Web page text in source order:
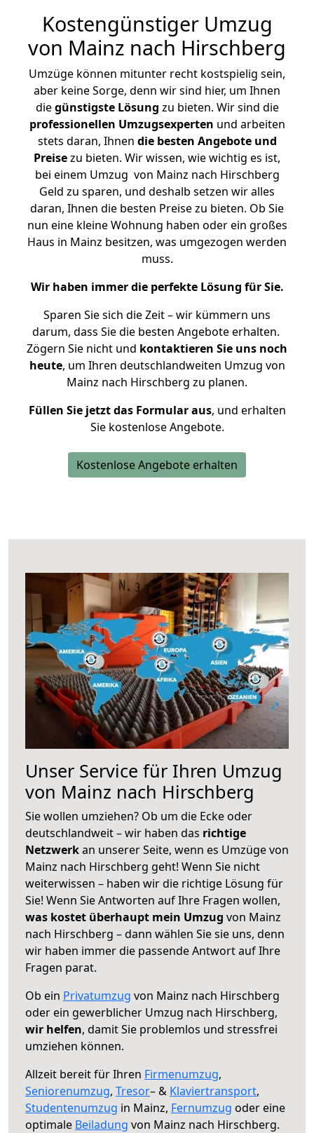
Kostengünstiger Umzug
von Mainz nach Hirschberg
Umzüge können mitunter recht kostspielig sein,
aber keine Sorge, denn wir sind hier, um Ihnen
diegünstigste Lösung zu bieten. Wir sind die
professionellen Umzugsexperten und arbeiten
stets daran, Ihnen die besten Angebote und
Preisezu bieten. Wir wissen, wie wichtig es ist,
bei einem Umzug von Mainz nach Hirschberg
Geld zu sparen, und deshalb setzen wir alles
daran, Ihnen die besten Preise zu bieten. Ob Sie
nun eine kleine Wohnung haben oder ein großes
Haus in Mainz besitzen, was umgezogen werden
muss.
Wir haben immer die perfekte Lösung für Sie.
Sparen Sie sich die Zeit – wir kümmern uns
darum, dass Sie die besten Angebote erhalten.
Zögern Sie nicht und kontaktieren Sie uns noch
heute, um Ihren deutschlandweiten Umzug von
Mainz nach Hirschberg zu planen.
Füllen Sie jetzt das Formular aus, und erhalten
Sie kostenlose Angebote.
Kostenlose Angebote erhalten
Unser Service für Ihren Umzug
von Mainz nach Hirschberg
Sie wollen umziehen? Ob um die Ecke oder
deutschlandweit – wir haben das richtige
Netzwerkan unserer Seite, wenn es Umzüge von
Mainz nach Hirschberg geht! Wenn Sie nicht
weiterwissen – haben wir die richtige Lösung für
Sie! Wenn Sie Antworten auf Ihre Fragen wollen,
was kostet überhaupt mein Umzug von Mainz
nach Hirschberg – dann wählen Sie sie uns, denn
wir haben immer die passende Antwort auf Ihre
Fragen parat.
Ob ein Privatumzug von Mainz nach Hirschberg
oder ein gewerblicher Umzug nach Hirschberg,
wir helfen, damit Sie problemlos und stressfrei
umziehen können.
Allzeit bereit für Ihren Firmenumzug,
Seniorenumzug, Tresor– & Klaviertransport,
Studentenumzug in Mainz, Fernumzug oder eine
optimale Beiladung von Mainz nach Hirschberg.